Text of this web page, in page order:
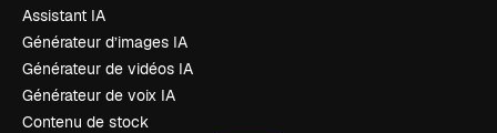
Assistant IA
Générateur d’images IA
Générateur de vidéos IA
Générateur de voix IA
Contenu de stock